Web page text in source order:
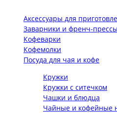
Аксессуары для
Заварники и френч-прессы
Кофеварки
Кофемолки
Посуда для чая и кофе
Кружки
Кружки с ситечком
Чашки и блюдца
Чайные и кофейные